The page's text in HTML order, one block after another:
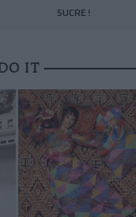
SUCRE !
IT